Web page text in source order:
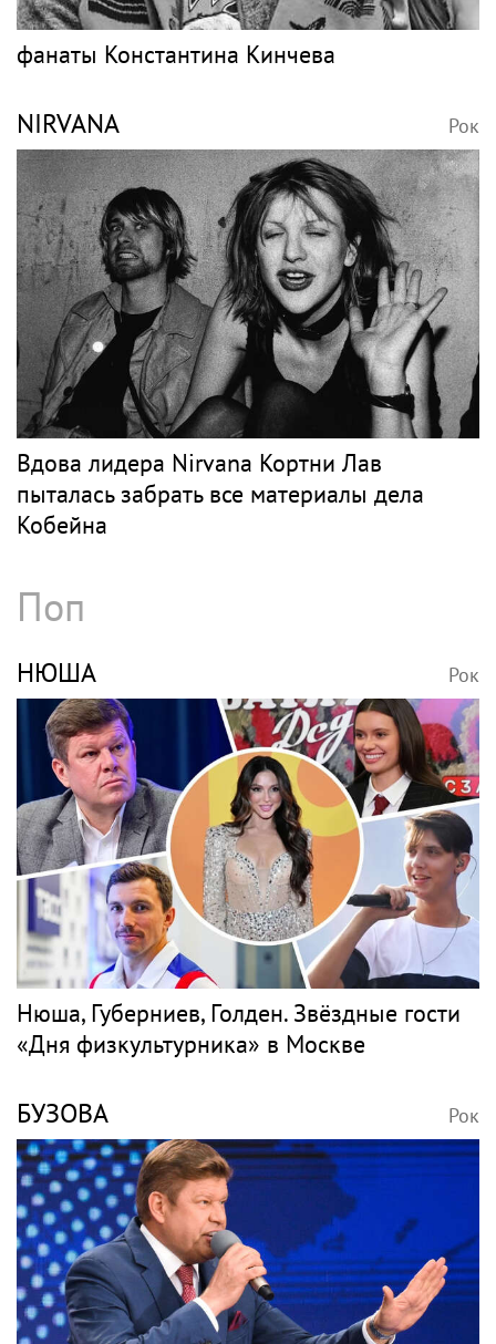
фанаты Константина Кинчева
NIRVANA Рок
Вдова лидера Nirvana Кортни Лав
пыталась забрать все материалы дела
Кобейна
Поп
НЮША Рок
Нюша, Губерниев, Голден. Звёздные гости
«Дня физкультурника» в Москве
БУЗОВА Рок